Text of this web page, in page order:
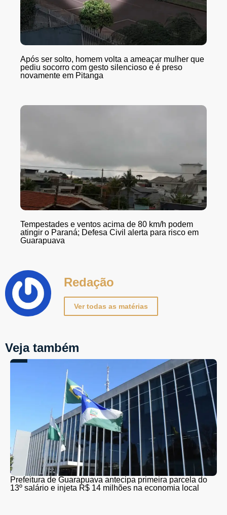
Após ser solto, homem volta a ameaçar mulher que
pediu socorro com gesto silencioso e é preso
novamente em Pitanga
Tempestades e ventos acima de 80 km/h podem
atingir o Paraná; Defesa Civil alerta para risco em
Guarapuava
Redação
Ver todas as matérias
Veja também
Prefeitura de Guarapuava antecipa primeira parcela do
13º salário e injeta R$ 14 milhões na economia local